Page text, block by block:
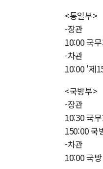
<통일부>
-장관
10:00 국
-차관
10:00 '제
<국방부>
-장관
10:30 국
150:00 국
-차관
10:00 국